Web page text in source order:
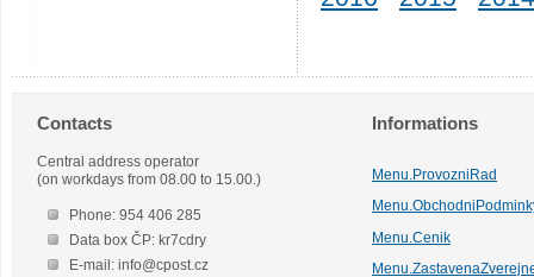
Contacts
Central address operator
(on workdays from 08.00 to 15.00.)
Phone: 954 406 285
Data box ČP: kr7cdry
E-mail: info@cpost.cz
Informations
Menu.ProvozniRad
Menu.Cenik